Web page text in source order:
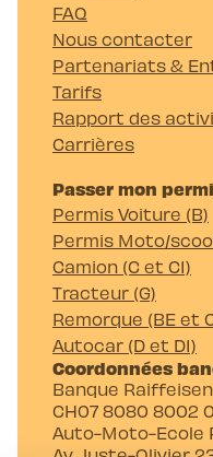
FAQ
Nous contacter
Partenariats &
Tarifs
Rapport des
Carrières
Passer mon
Permis Voiture (B)
Permis Moto/
Camion (C et C1)
Tracteur (G)
Remorque (BE et
Autocar (D et D1)
Coordonnées
Banque
CH07 8080 8002
Auto-Moto-Ecole